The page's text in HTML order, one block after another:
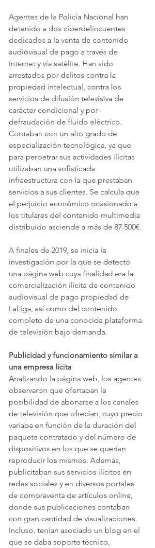
Agentes de la Policía Nacional han
detenido a dos ciberdelincuentes
dedicados a la venta de contenido
audiovisual de pago a través de
internet y vía satélite. Han sido
arrestados por delitos contra la
propiedad intelectual, contra los
servicios de difusión televisiva de
carácter condicional y por
defraudación de fluido eléctrico.
Contaban con un alto grado de
especialización tecnológica, ya que
para perpetrar sus actividades ilícitas
utilizaban una sofisticada
infraestructura con la que prestaban
servicios a sus clientes. Se calcula que
el perjuicio económico ocasionado a
los titulares del contenido multimedia
distribuido asciende a más de 87.500€.
A finales de 2019, se inicia la
investigación por la que se detectó
una página web cuya finalidad era la
comercialización ilícita de contenido
audiovisual de pago propiedad de
LaLiga, así como del contenido
completo de una conocida plataforma
de televisión bajo demanda.
Publicidad y funcionamiento similar a
una empresa lícita
Analizando la página web, los agentes
observaron que ofertaban la
posibilidad de abonarse a los canales
de televisión que ofrecían, cuyo precio
variaba en función de la duración del
paquete contratado y del número de
dispositivos en los que se querían
reproducir los mismos. Además,
publicitaban sus servicios ilícitos en
redes sociales y en diversos portales
de compraventa de artículos online,
donde sus publicaciones contaban
con gran cantidad de visualizaciones.
Incluso, tenían asociado un blog en el
que se daba soporte técnico,